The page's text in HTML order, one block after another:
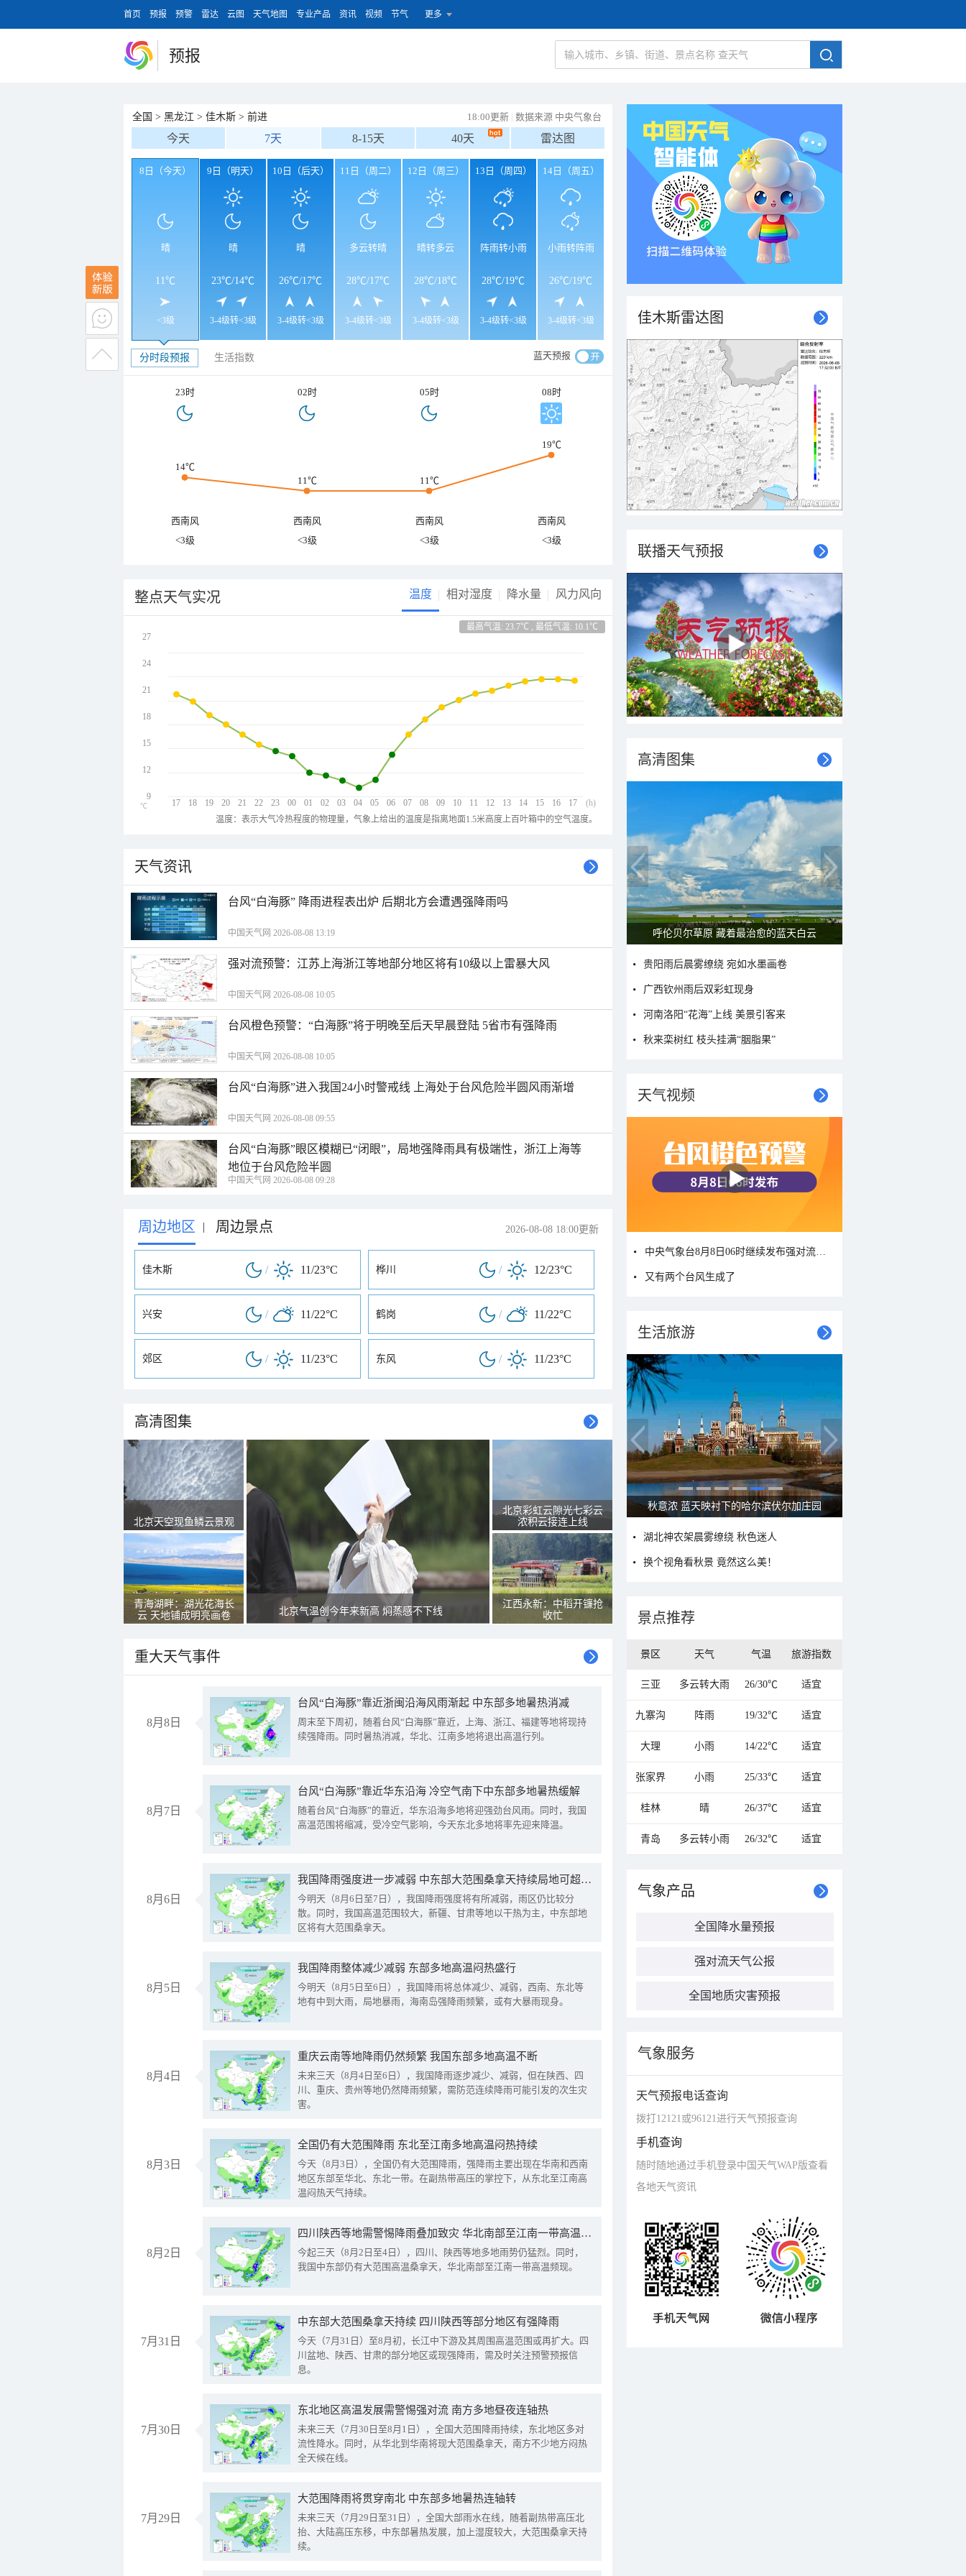
首页 预报 预警 雷达 云图 天气地图 专业产品 资讯 视频 节气 更多
预报
全国 > 黑龙江 > 佳木斯 > 前进 18:00更新 | 数据来源 中央气象台
今天 7天 8-15天 40天 雷达图
8日（今天）
晴
11℃
<3级
9日（明天）
晴
23℃/14℃
3-4级转<3级
10日（后天）
晴
26℃/17℃
3-4级转<3级
11日（周二）
多云转晴
28℃/17℃
3-4级转<3级
12日（周三）
晴转多云
28℃/18℃
3-4级转<3级
13日（周四）
阵雨转小雨
28℃/19℃
3-4级转<3级
14日（周五）
小雨转阵雨
26℃/19℃
3-4级转<3级
分时段预报 生活指数 蓝天预报
23时 02时 05时 08时
14℃
11℃
11℃
19℃
西南风 西南风 西南风
西南风
<3级
<3级 <3级 <3级
整点天气实况 温度 相对湿度 降水量 风力风向
最高气温: 23.7℃ , 最低气温: 10.1℃
17 18 19 20 21 22 23 00 01 02 03 04 05 06 07 08 09 10 11 12 13 14 15 16 17
27
24
21
18
15
12
9
(h)
℃
温度：表示大气冷热程度的物理量，气象上给出的温度是指离地面1.5米高度上百叶箱中的空气温度。
天气资讯
台风“白海豚” 降雨进程表出炉 后期北方会遭遇强降雨吗
中国天气网 2026-08-08 13:19
强对流预警：江苏上海浙江等地部分地区将有10级以上雷暴大风
中国天气网 2026-08-08 10:05
台风橙色预警：“白海豚”将于明晚至后天早晨登陆 5省市有强降雨
中国天气网 2026-08-08 10:05
台风“白海豚”进入我国24小时警戒线 上海处于台风危险半圆风雨渐增
中国天气网 2026-08-08 09:55
台风“白海豚”眼区模糊已“闭眼”，局地强降雨具有极端性，浙江上海等
地位于台风危险半圆
中国天气网 2026-08-08 09:28
周边地区 | 周边景点 2026-08-08 18:00更新
佳木斯 / 11/23°C 桦川 / 12/23°C
兴安 / 11/22°C 鹤岗 / 11/22°C
郊区 / 11/23°C 东风 / 11/23°C
高清图集
北京天空现鱼鳞云景观
青海湖畔：湖光花海长
云 天地铺成明亮画卷
北京气温创今年来新高 焖蒸感不下线
北京彩虹云隙光七彩云
浓积云接连上线
江西永新：中稻开镰抢
收忙
重大天气事件
8月8日
台风“白海豚”靠近浙闽沿海风雨渐起 中东部多地暑热消减
周末至下周初，随着台风“白海豚”靠近，上海、浙江、福建等地将现持
续强降雨。同时暑热消减，华北、江南多地将退出高温行列。
8月7日
台风“白海豚”靠近华东沿海 冷空气南下中东部多地暑热缓解
随着台风“白海豚”的靠近，华东沿海多地将迎强劲台风雨。同时，我国
高温范围将缩减，受冷空气影响，今天东北多地将率先迎来降温。
8月6日
我国降雨强度进一步减弱 中东部大范围桑拿天持续局地可超38℃
今明天（8月6日至7日），我国降雨强度将有所减弱，雨区仍比较分
散。同时，我国高温范围较大，新疆、甘肃等地以干热为主，中东部地
区将有大范围桑拿天。
8月5日
我国降雨整体减少减弱 东部多地高温闷热盛行
今明天（8月5日至6日），我国降雨将总体减少、减弱，西南、东北等
地有中到大雨，局地暴雨，海南岛强降雨频繁，或有大暴雨现身。
8月4日
重庆云南等地降雨仍然频繁 我国东部多地高温不断
未来三天（8月4日至6日），我国降雨逐步减少、减弱，但在陕西、四
川、重庆、贵州等地仍然降雨频繁，需防范连续降雨可能引发的次生灾
害。
8月3日
全国仍有大范围降雨 东北至江南多地高温闷热持续
今天（8月3日），全国仍有大范围降雨，强降雨主要出现在华南和西南
地区东部至华北、东北一带。在副热带高压的掌控下，从东北至江南高
温闷热天气持续。
8月2日
四川陕西等地需警惕降雨叠加致灾 华北南部至江南一带高温频现
今起三天（8月2日至4日），四川、陕西等地多地雨势仍猛烈。同时，
我国中东部仍有大范围高温桑拿天，华北南部至江南一带高温频现。
7月31日
中东部大范围桑拿天持续 四川陕西等部分地区有强降雨
今天（7月31日）至8月初，长江中下游及其周围高温范围或再扩大。四
川盆地、陕西、甘肃的部分地区或现强降雨，需及时关注预警预报信
息。
7月30日
东北地区高温发展需警惕强对流 南方多地昼夜连轴热
未来三天（7月30日至8月1日），全国大范围降雨持续，东北地区多对
流性降水。同时，从华北到华南将现大范围桑拿天，南方不少地方闷热
全天候在线。
7月29日
大范围降雨将贯穿南北 中东部多地暑热连轴转
未来三天（7月29日至31日），全国大部雨水在线，随着副热带高压北
抬、大陆高压东移，中东部暑热发展，加上湿度较大，大范围桑拿天持
续。
佳木斯雷达图
联播天气预报
高清图集
呼伦贝尔草原 藏着最治愈的蓝天白云
贵阳雨后晨雾缭绕 宛如水墨画卷
广西钦州雨后双彩虹现身
河南洛阳“花海”上线 美景引客来
秋来栾树红 枝头挂满“胭脂果”
天气视频
又有两个台风生成了
生活旅游
秋意浓 蓝天映衬下的哈尔滨伏尔加庄园
湖北神农架晨雾缭绕 秋色迷人
换个视角看秋景 竟然这么美！
景点推荐
景区 天气 气温 旅游指数
三亚 多云转大雨 26/30℃ 适宜
九寨沟 阵雨 19/32℃ 适宜
大理 小雨 14/22℃ 适宜
张家界 小雨 25/33℃ 适宜
桂林 晴 26/37℃ 适宜
青岛 多云转小雨 26/32℃ 适宜
气象产品
全国降水量预报
强对流天气公报
全国地质灾害预报
气象服务
天气预报电话查询
拨打12121或96121进行天气预报查询
手机查询
随时随地通过手机登录中国天气WAP版查看
各地天气资讯